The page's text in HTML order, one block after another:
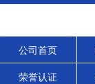
公司首页
荣誉认证